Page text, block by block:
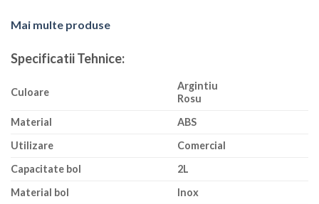
Mai multe produse
Specificatii Tehnice:
Culoare
Argintiu
Rosu
Material
ABS
Utilizare
Comercial
Capacitate bol
2L
Material bol
Inox